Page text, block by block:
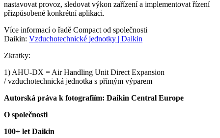
nastavovat provoz, sledovat výkon zařízení a implementovat řízení
přizpůsobené konkrétní aplikaci.
Více informací o řadě Compact od společnosti
Daikin: Vzduchotechnické jednotky | Daikin
Zkratky:
1) AHU-DX = Air Handling Unit Direct Expansion
/ vzduchotechnická jednotka s přímým výparem
Autorská práva k fotografiím: Daikin Central Europe
O společnosti
100+ let Daikin